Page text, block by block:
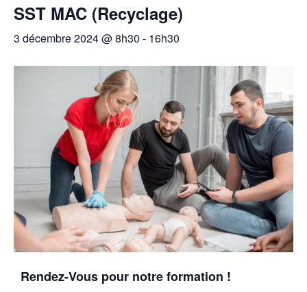
SST MAC (Recyclage)
3 décembre 2024 @ 8h30 - 16h30
Rendez-Vous pour notre formation !